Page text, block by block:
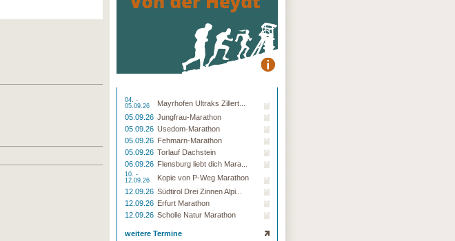
04. -
05.09.26
Mayrhofen Ultraks Zillert...
05.09.26 Jungfrau-Marathon
05.09.26 Usedom-Marathon
05.09.26 Fehmarn-Marathon
05.09.26 Torlauf Dachstein
06.09.26 Flensburg liebt dich Mara...
10. -
12.09.26
Kopie von P-Weg Marathon
12.09.26 Südtirol Drei Zinnen Alpi...
12.09.26 Erfurt Marathon
12.09.26 Scholle Natur Marathon
weitere Termine